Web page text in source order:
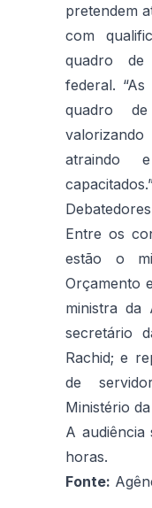
pretendem
com
quadro de
federal.
quadro de
atraindo
Debatedores
Entre os
estão o
Orçamento
ministra da
secretário
Rachid; e
de
Ministério
A audiência
horas.
Fonte: